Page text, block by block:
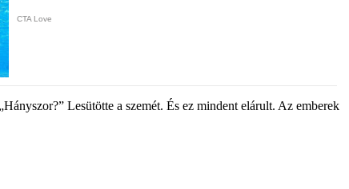
Lesütötte a szemét. És ez mindent elárult. Az emberek